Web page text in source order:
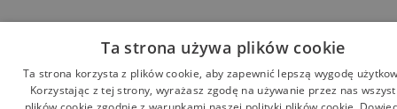
Ta strona używa plików cookie
Ta strona korzysta z plików cookie, aby zapewnić lepszą wygodę
Korzystając z tej strony, wyrażasz zgodę na używanie przez nas